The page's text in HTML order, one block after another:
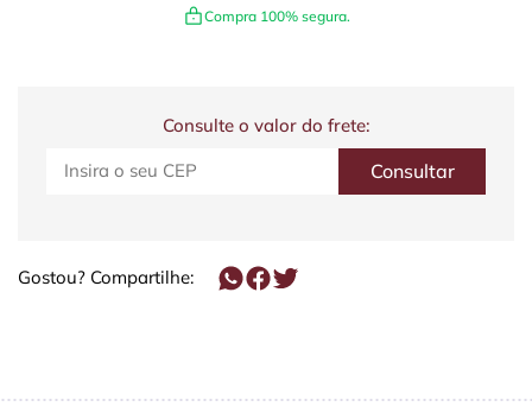
Compra 100% segura.
Consulte o valor do frete:
Gostou? Compartilhe: